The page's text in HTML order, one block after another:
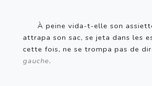
À peine vida-t-elle son
attrapa son sac, se jeta dans les
cette fois, ne se trompa pas de
gauche.